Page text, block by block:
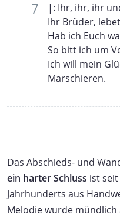
|: Ihr, ihr, ihr
Ihr Brüder,
Hab ich Euch
So bitt ich um
Ich will mein
Marschieren.
Das Abschieds- und
ein harter Schluss ist
Jahrhunderts aus
Melodie wurde mündlich